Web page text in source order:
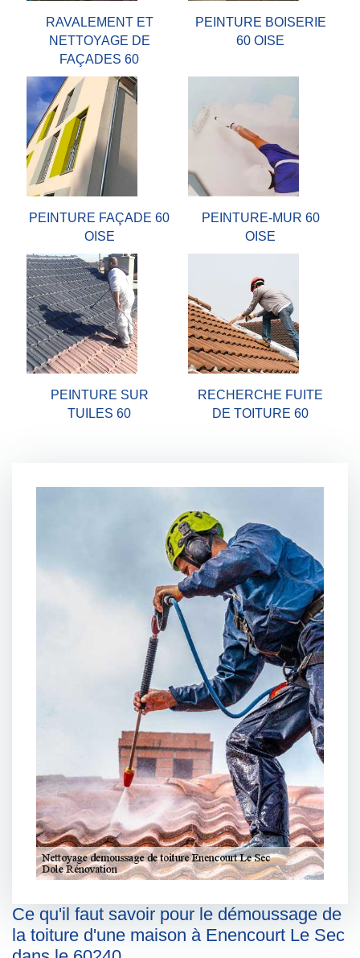
RAVALEMENT ET
NETTOYAGE DE
FAÇADES 60
PEINTURE BOISERIE
60 OISE
PEINTURE FAÇADE 60
OISE
PEINTURE-MUR 60
OISE
PEINTURE SUR
TUILES 60
RECHERCHE FUITE
DE TOITURE 60
Ce qu'il faut savoir pour le démoussage de
la toiture d'une maison à Enencourt Le Sec